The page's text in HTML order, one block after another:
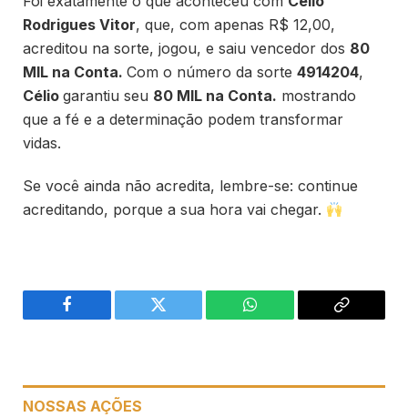
Rodrigues Vitor, que, com apenas R$ 12,00,
acreditou na sorte, jogou, e saiu vencedor dos 80
MIL na Conta. Com o número da sorte 4914204,
Célio garantiu seu 80 MIL na Conta. mostrando
que a fé e a determinação podem transformar
vidas.
Se você ainda não acredita, lembre-se: continue
acreditando, porque a sua hora vai chegar.
Facebook Twitter WhatsApp
Copiar
NOSSAS AÇÕES